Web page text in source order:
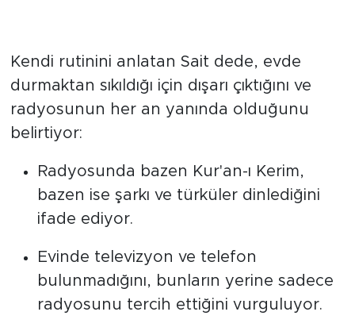
dinlemek
Kendi rutinini anlatan Sait dede, evde
durmaktan sıkıldığı için dışarı çıktığını ve
radyosunun her an yanında olduğunu
Radyosunda bazen Kur'an-ı Kerim,
bazen ise şarkı ve türküler dinlediğini
Evinde televizyon ve telefon
bulunmadığını, bunların yerine sadece